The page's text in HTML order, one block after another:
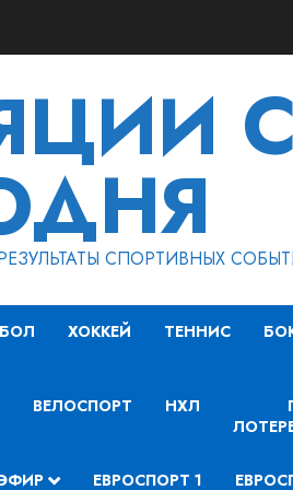
СПОРТИВНЫХ
ХОККЕЙ ТЕННИС
ВЕЛОСПОРТ НХЛ
ЕВРОСПОРТ 1